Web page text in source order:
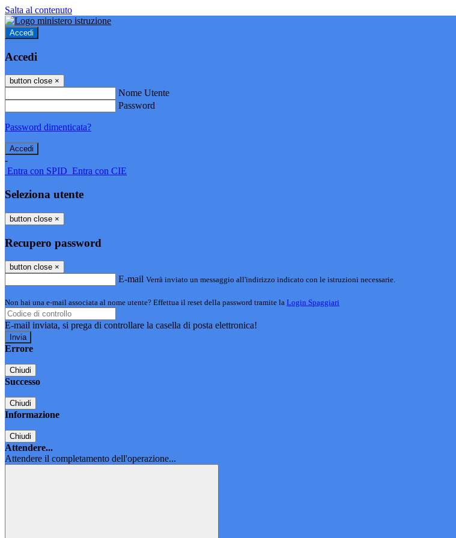
Salta al contenuto
Accedi
Accedi
button close ×
Nome Utente
Password
Password dimenticata?
-
Entra con SPID Entra con CIE
Seleziona utente
button close ×
Recupero password
button close ×
E-mail Verrà inviato un messaggio all'indirizzo indicato con le istruzioni necessarie.
Non hai una e-mail associata al nome utente? Effettua il reset della password tramite la Login Spaggiari
E-mail inviata, si prega di controllare la casella di posta elettronica!
Errore
Chiudi
Successo
Chiudi
Informazione
Chiudi
Attendere...
Attendere il completamento dell'operazione...